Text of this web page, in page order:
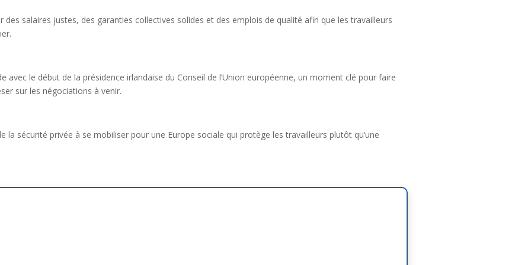
salaires justes, des garanties collectives solides et des emplois de qualité afin que les travailleurs
avec le début de la présidence irlandaise du Conseil de l’Union européenne, un moment clé pour faire
sur les négociations à venir.
la sécurité privée à se mobiliser pour une Europe sociale qui protège les travailleurs plutôt qu’une